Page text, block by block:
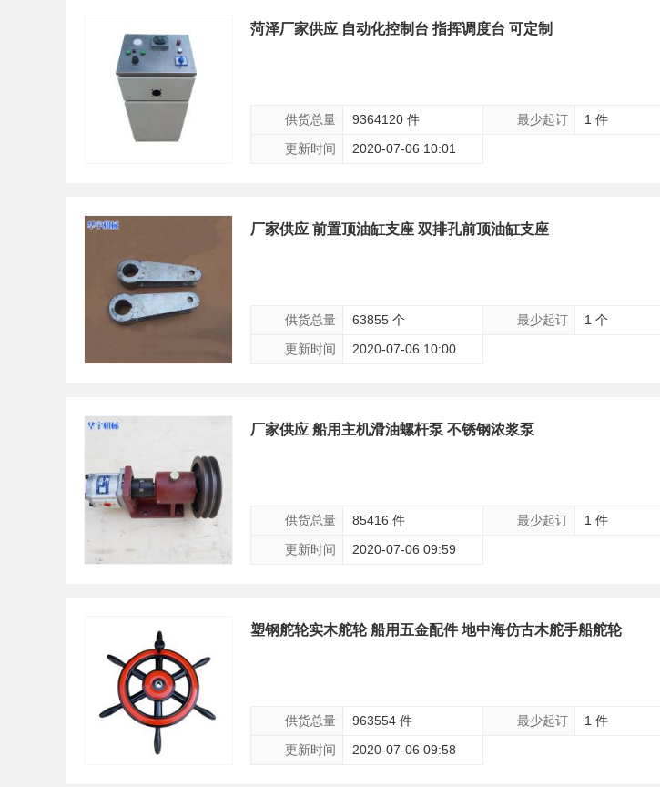
菏泽厂家供应 自动化控制台 指挥调度台 可定制
供货总量 9364120 件 最少起订
1 件
更新时间
2020-07-06 10:01
厂家供应 前置顶油缸支座 双排孔前顶油缸支座
供货总量 63855 个 最少起订
1 个
更新时间
2020-07-06 10:00
厂家供应 船用主机滑油螺杆泵 不锈钢浓浆泵
供货总量 85416 件 最少起订
1 件
更新时间
2020-07-06 09:59
塑钢舵轮实木舵轮 船用五金配件 地中海仿古木舵手船舵轮
供货总量 963554 件 最少起订
1 件
更新时间
2020-07-06 09:58